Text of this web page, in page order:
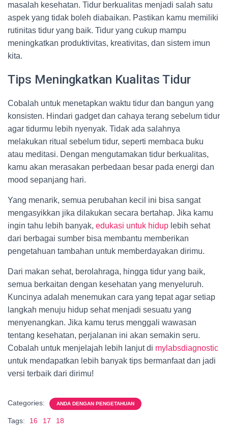
masalah kesehatan. Tidur berkualitas menjadi salah satu
aspek yang tidak boleh diabaikan. Pastikan kamu memiliki
rutinitas tidur yang baik. Tidur yang cukup mampu
meningkatkan produktivitas, kreativitas, dan sistem imun
kita.
Tips Meningkatkan Kualitas Tidur
Cobalah untuk menetapkan waktu tidur dan bangun yang
konsisten. Hindari gadget dan cahaya terang sebelum tidur
agar tidurmu lebih nyenyak. Tidak ada salahnya
melakukan ritual sebelum tidur, seperti membaca buku
atau meditasi. Dengan mengutamakan tidur berkualitas,
kamu akan merasakan perbedaan besar pada energi dan
mood sepanjang hari.
Yang menarik, semua perubahan kecil ini bisa sangat
mengasyikkan jika dilakukan secara bertahap. Jika kamu
ingin tahu lebih banyak, edukasi untuk hidup lebih sehat
dari berbagai sumber bisa membantu memberikan
pengetahuan tambahan untuk memberdayakan dirimu.
Dari makan sehat, berolahraga, hingga tidur yang baik,
semua berkaitan dengan kesehatan yang menyeluruh.
Kuncinya adalah menemukan cara yang tepat agar setiap
langkah menuju hidup sehat menjadi sesuatu yang
menyenangkan. Jika kamu terus menggali wawasan
tentang kesehatan, perjalanan ini akan semakin seru.
Cobalah untuk menjelajah lebih lanjut di mylabsdiagnostic
untuk mendapatkan lebih banyak tips bermanfaat dan jadi
versi terbaik dari dirimu!
Categories: ANDA DENGAN PENGETAHUAN
Tags: 16 17 18